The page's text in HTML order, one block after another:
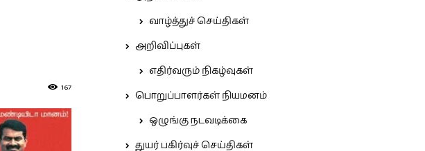
167
வாழ்த்துச் செய்திகள்
அறிவிப்புகள்
எதிர்வரும் நிகழ்வுகள்
பொறுப்பாளர்கள் நியமனம்
ஒழுங்கு நடவடிக்கை
துயர் பகிர்வுச் செய்திகள்